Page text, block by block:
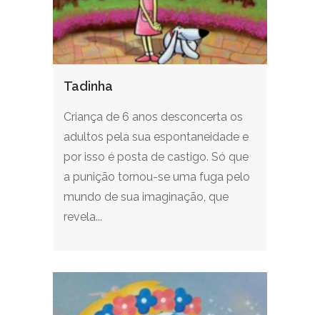
Tadinha
Criança de 6 anos desconcerta os
adultos pela sua espontaneidade e
por isso é posta de castigo. Só que
a punição tornou-se uma fuga pelo
mundo de sua imaginação, que
revela...